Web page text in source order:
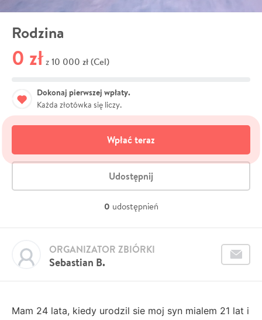
Rodzina
0 zł z 10 000 zł (Cel)
Dokonaj pierwszej wpłaty.
Każda złotówka się liczy.
Wpłać teraz
Udostępnij
0 udostępnień
Sebastian B.
ORGANIZATOR ZBIÓRKI
Mam 24 lata, kiedy urodzil sie moj syn mialem 21 lat i